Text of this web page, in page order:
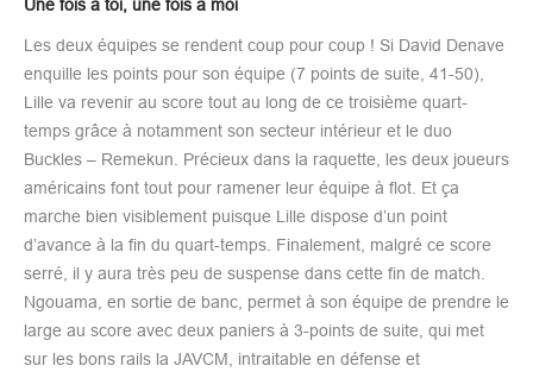
Une fois à toi, une fois à moi
Les deux équipes se rendent coup pour coup ! Si David Denave
enquille les points pour son équipe (7 points de suite, 41-50),
Lille va revenir au score tout au long de ce troisième quart-
temps grâce à notamment son secteur intérieur et le duo
Buckles – Remekun. Précieux dans la raquette, les deux joueurs
américains font tout pour ramener leur équipe à flot. Et ça
marche bien visiblement puisque Lille dispose d’un point
d’avance à la fin du quart-temps. Finalement, malgré ce score
serré, il y aura très peu de suspense dans cette fin de match.
Ngouama, en sortie de banc, permet à son équipe de prendre le
large au score avec deux paniers à 3-points de suite, qui met
sur les bons rails la JAVCM, intraitable en défense et